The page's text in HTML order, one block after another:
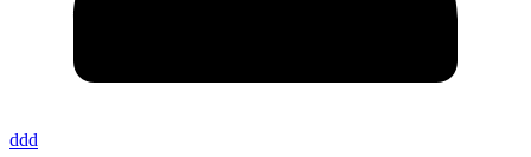
ddd